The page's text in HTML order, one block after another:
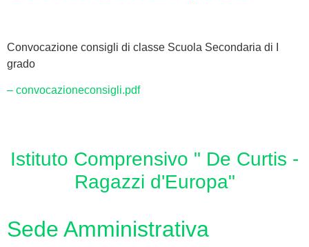
Convocazione consigli di classe Scuola Secondaria di I
grado
– convocazioneconsigli.pdf
Istituto Comprensivo " De Curtis -
Ragazzi d'Europa"
Sede Amministrativa